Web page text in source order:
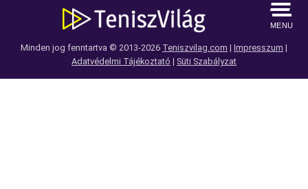
MENU
Minden jog fenntartva © 2013-2026 Teniszvilag.com | Impresszum |
Adatvédelmi Tájékoztató | Süti Szabályzat